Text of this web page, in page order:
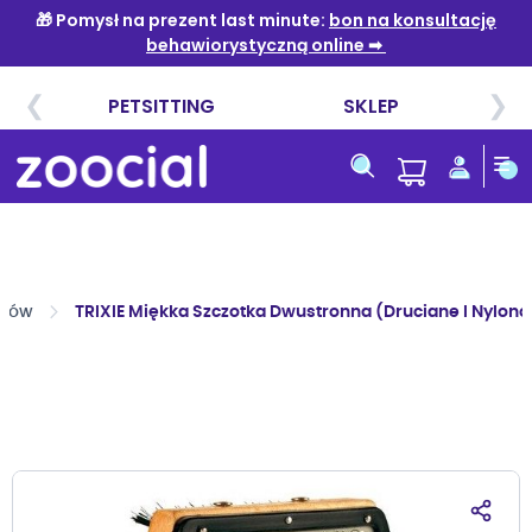
do
treści
TRIXIE Miękka Szczotka Dwustronna (Druciane I
Przejdź